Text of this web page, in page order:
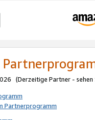
(Derzeitige Partner - sehen
Partnerprogramm